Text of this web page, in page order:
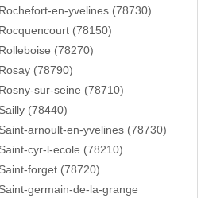
en-yvelines (78730)
(78150)
(78270)
(78790)
sur-seine (78710)
(78440)
arnoult-en-yvelines (78730)
cyr-l-ecole (78210)
forget (78720)
germain-de-la-grange